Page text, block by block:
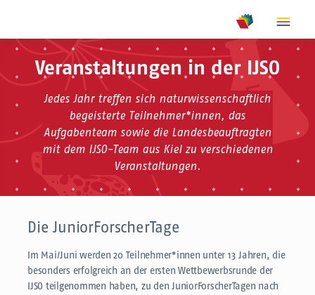
show meta
Veranstaltungen in der IJSO
Jedes Jahr treffen sich naturwissenschaftlich
begeisterte Teilnehmer*innen, das
Aufgabenteam sowie die Landesbeauftragten
mit dem IJSO-Team aus Kiel zu verschiedenen
Veranstaltungen.
Die JuniorForscherTage
Im Mai/Juni werden 20 Teilnehmer*innen unter 13 Jahren, die
besonders erfolgreich an der ersten Wettbewerbsrunde der
IJSO teilgenommen haben, zu den JuniorForscherTagen nach